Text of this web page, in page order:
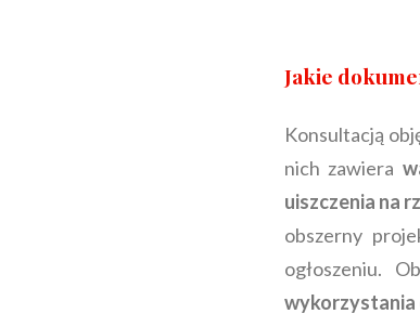
Jakie
Konsultacją
nich zawiera
uiszczenia na
obszerny
ogłoszeniu.
wykorzystania